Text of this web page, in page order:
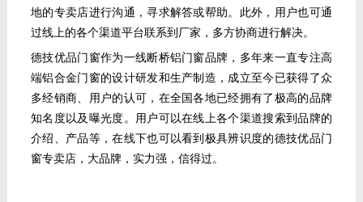
地的专卖店进行沟通，寻求解答或帮助。此外，用户也可通
过线上的各个渠道平台联系到厂家，多方协商进行解决。
德技优品门窗作为一线断桥铝门窗品牌，多年来一直专注高
端铝合金门窗的设计研发和生产制造，成立至今已获得了众
多经销商、用户的认可，在全国各地已经拥有了极高的品牌
知名度以及曝光度。用户可以在线上各个渠道搜索到品牌的
介绍、产品等，在线下也可以看到极具辨识度的德技优品门
窗专卖店，大品牌，实力强，信得过。